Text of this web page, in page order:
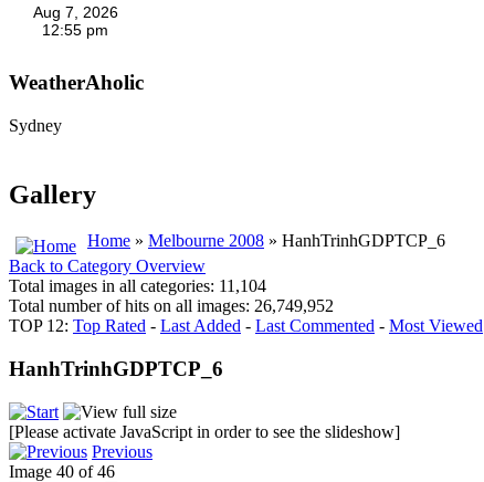
WeatherAholic
Sydney
Gallery
Home » Melbourne 2008 » HanhTrinhGDPTCP_6
Back to Category Overview
Total images in all categories: 11,104
Total number of hits on all images: 26,749,952
TOP 12: Top Rated - Last Added - Last Commented - Most Viewed
HanhTrinhGDPTCP_6
[Please activate JavaScript in order to see the slideshow]
Previous
Image 40 of 46